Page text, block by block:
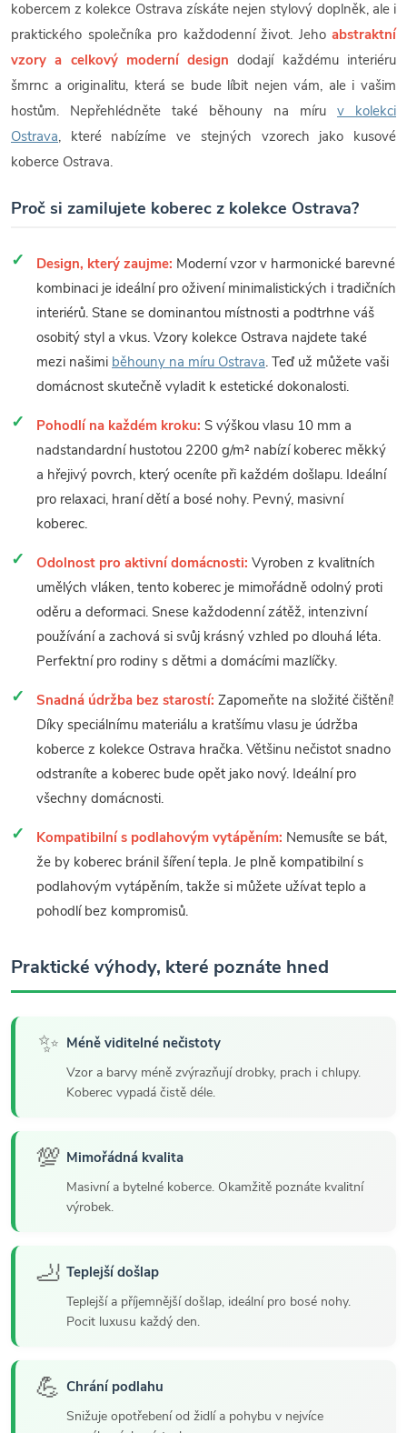
kobercem z kolekce Ostrava získáte nejen stylový doplněk, ale i
praktického společníka pro každodenní život. Jeho abstraktní
vzory a celkový moderní design dodají každému interiéru
šmrnc a originalitu, která se bude líbit nejen vám, ale i vašim
hostům. Nepřehlédněte také běhouny na míru v kolekci
Ostrava, které nabízíme ve stejných vzorech jako kusové
koberce Ostrava.
Proč si zamilujete koberec z kolekce Ostrava?
Design, který zaujme: Moderní vzor v harmonické barevné
kombinaci je ideální pro oživení minimalistických i tradičních
interiérů. Stane se dominantou místnosti a podtrhne váš
osobitý styl a vkus. Vzory kolekce Ostrava najdete také
mezi našimi běhouny na míru Ostrava. Teď už můžete vaši
domácnost skutečně vyladit k estetické dokonalosti.
Pohodlí na každém kroku: S výškou vlasu 10 mm a
nadstandardní hustotou 2200 g/m² nabízí koberec měkký
a hřejivý povrch, který oceníte při každém došlapu. Ideální
pro relaxaci, hraní dětí a bosé nohy. Pevný, masivní
koberec.
Odolnost pro aktivní domácnosti: Vyroben z kvalitních
umělých vláken, tento koberec je mimořádně odolný proti
oděru a deformaci. Snese každodenní zátěž, intenzivní
používání a zachová si svůj krásný vzhled po dlouhá léta.
Perfektní pro rodiny s dětmi a domácími mazlíčky.
Snadná údržba bez starostí: Zapomeňte na složité čištění!
Díky speciálnímu materiálu a kratšímu vlasu je údržba
koberce z kolekce Ostrava hračka. Většinu nečistot snadno
odstraníte a koberec bude opět jako nový. Ideální pro
všechny domácnosti.
Kompatibilní s podlahovým vytápěním: Nemusíte se bát,
že by koberec bránil šíření tepla. Je plně kompatibilní s
podlahovým vytápěním, takže si můžete užívat teplo a
pohodlí bez kompromisů.
Praktické výhody, které poznáte hned
✨ Méně viditelné nečistoty
Vzor a barvy méně zvýrazňují drobky, prach i chlupy.
Koberec vypadá čistě déle.
💯 Mimořádná kvalita
Masivní a bytelné koberce. Okamžitě poznáte kvalitní
výrobek.
🦶 Teplejší došlap
Teplejší a příjemnější došlap, ideální pro bosé nohy.
Pocit luxusu každý den.
💪 Chrání podlahu
Snižuje opotřebení od židlí a pohybu v nejvíce